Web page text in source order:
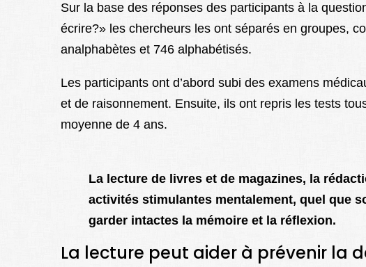
Sur la base des réponses des participants à la
écrire?» les chercheurs les ont séparés en groupes,
analphabètes et 746 alphabétisés.
Les participants ont d’abord subi des examens
et de raisonnement. Ensuite, ils ont repris les tests
moyenne de 4 ans.
La lecture de livres et de magazines, la
activités stimulantes mentalement, quel que
garder intactes la mémoire et la réflexion.
La lecture peut aider à prévenir la